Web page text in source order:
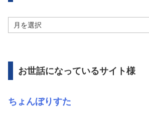
ー
ブ
お世話になっているサイト様
ちょんぼりすた